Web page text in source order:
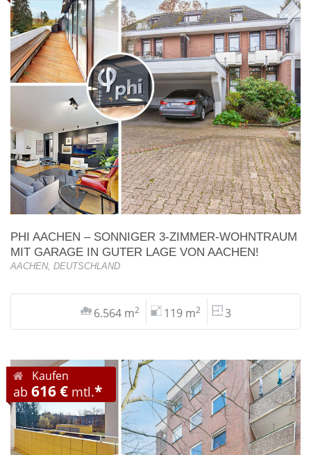
PHI AACHEN – SONNIGER 3-ZIMMER-WOHNTRAUM
MIT GARAGE IN GUTER LAGE VON AACHEN!
AACHEN, DEUTSCHLAND
6.564 m2 119 m2 3
Kaufen
ab 616 € mtl.*